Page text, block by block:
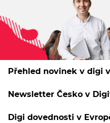
Přehled novinek v digi
Newsletter Česko v
Digi dovednosti v